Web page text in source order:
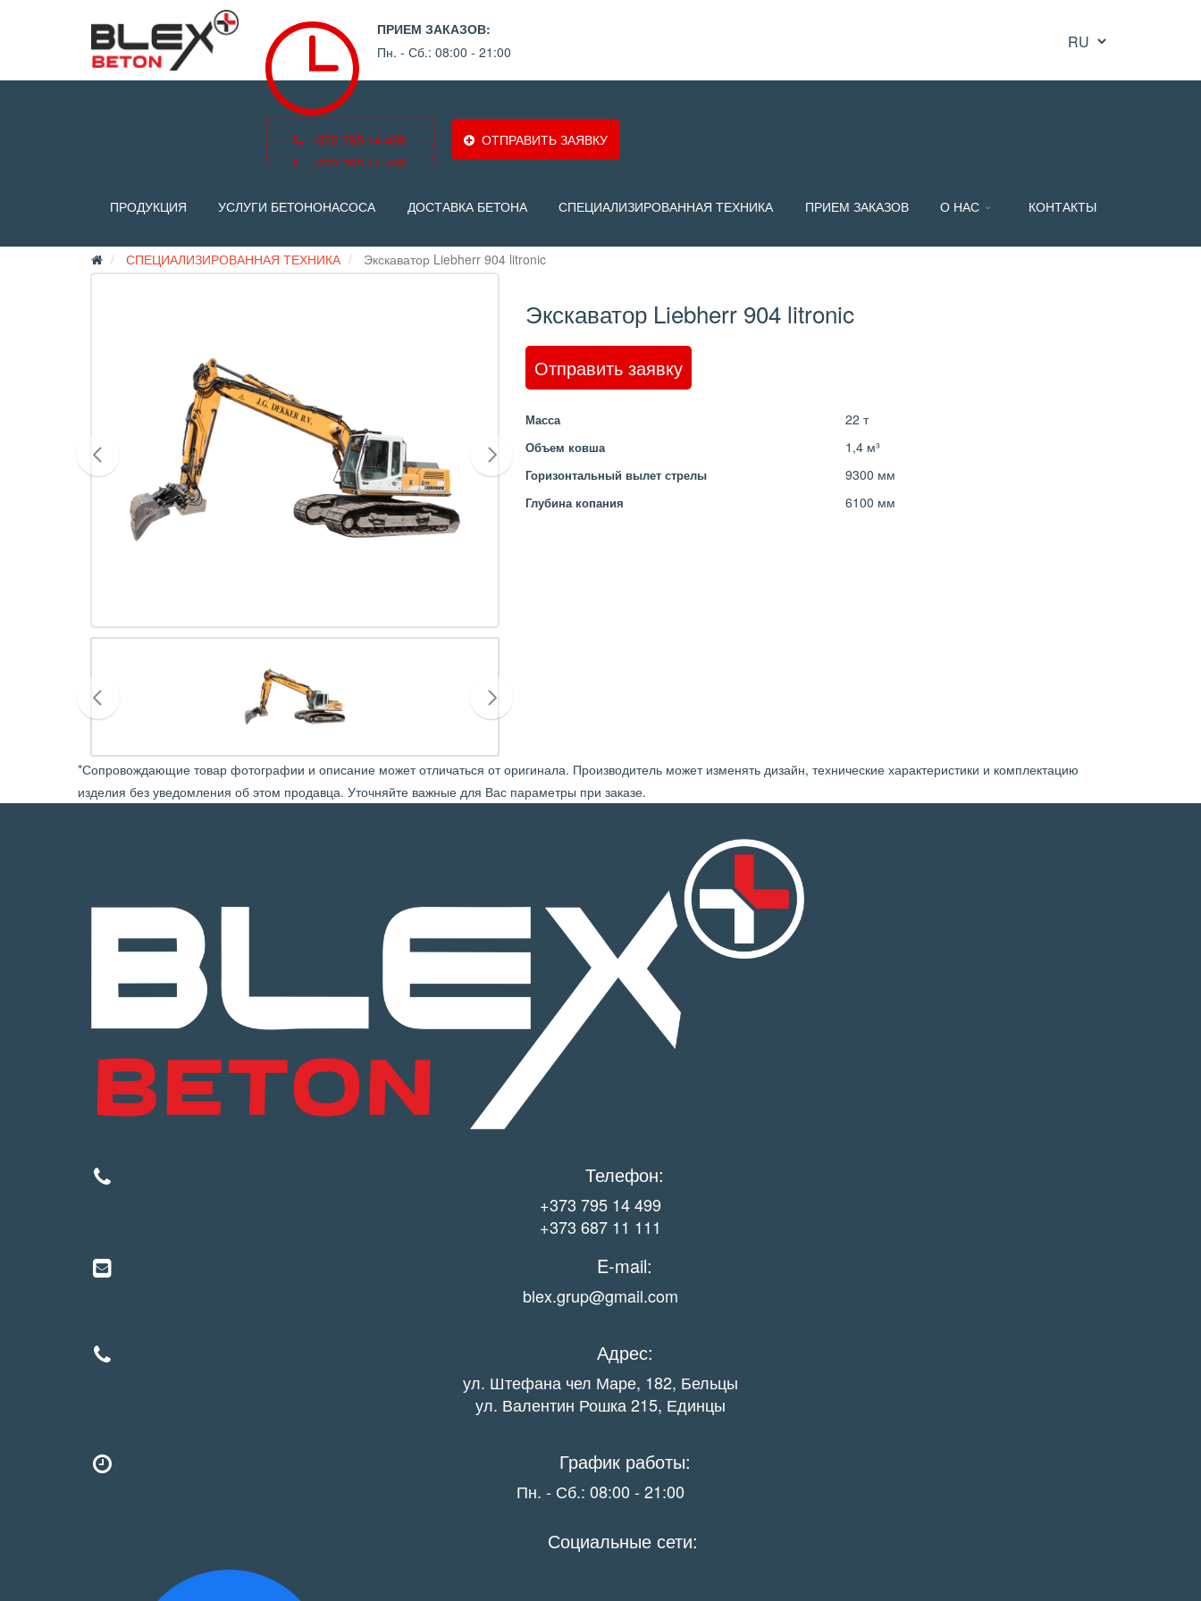
ПРИЕМ ЗАКАЗОВ:
Пн. - Сб.: 08:00 - 21:00
+373 795 14 499
ОТПРАВИТЬ ЗАЯВКУ
+373 795 14 499
ПРОДУКЦИЯ УСЛУГИ БЕТОНОНАСОСА ДОСТАВКА БЕТОНА СПЕЦИАЛИЗИРОВАННАЯ ТЕХНИКА ПРИЕМ ЗАКАЗОВ О НАС КОНТАКТЫ
СПЕЦИАЛИЗИРОВАННАЯ ТЕХНИКА Экскаватор Liebherr 904 litronic
Экскаватор Liebherr 904 litronic
Отправить заявку
Масса 22 т
Объем ковша 1,4 м³
Горизонтальный вылет стрелы 9300 мм
Глубина копания 6100 мм
*Сопровождающие товар фотографии и описание может отличаться от оригинала. Производитель может изменять дизайн, технические характеристики и комплектацию
изделия без уведомления об этом продавца. Уточняйте важные для Вас параметры при заказе.
Телефон:
+373 795 14 499
+373 687 11 111
E-mail:
blex.grup@gmail.com
Адрес:
ул. Штефана чел Маре, 182, Бельцы
ул. Валентин Рошка 215, Единцы
График работы:
Пн. - Сб.: 08:00 - 21:00
Социальные сети: